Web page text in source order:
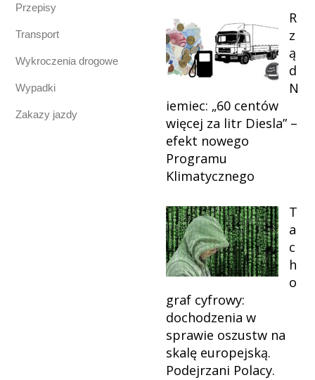
Przepisy
Transport
Wykroczenia drogowe
Wypadki
Zakazy jazdy
R
z
ą
d
N
iemiec: „60 centów
więcej za litr Diesla” –
efekt nowego
Programu
Klimatycznego
T
a
c
h
o
graf cyfrowy:
dochodzenia w
sprawie oszustw na
skalę europejską.
Podejrzani Polacy.